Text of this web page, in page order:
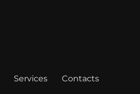
Services Contacts